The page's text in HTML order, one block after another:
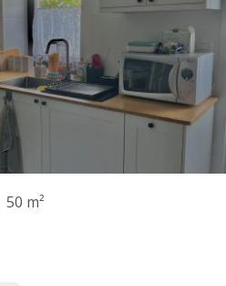
50 m²
Saint-Guibert dans rue calme Rue
un coin cuisine et un salon. A
chambre à coucher, la salle de bain
séparé) Un espace buanderie est à
Pour couple d'étudiant. e. s ou 1...